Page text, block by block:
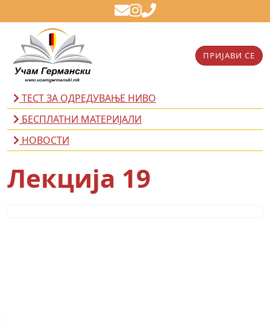
ПРИЈАВИ СЕ
ТЕСТ ЗА ОДРЕДУВАЊЕ НИВО
БЕСПЛАТНИ МАТЕРИЈАЛИ
НОВОСТИ
Лекција 19